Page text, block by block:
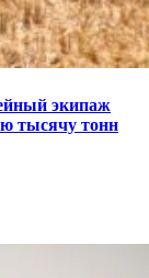
экипаж
тысячу тонн